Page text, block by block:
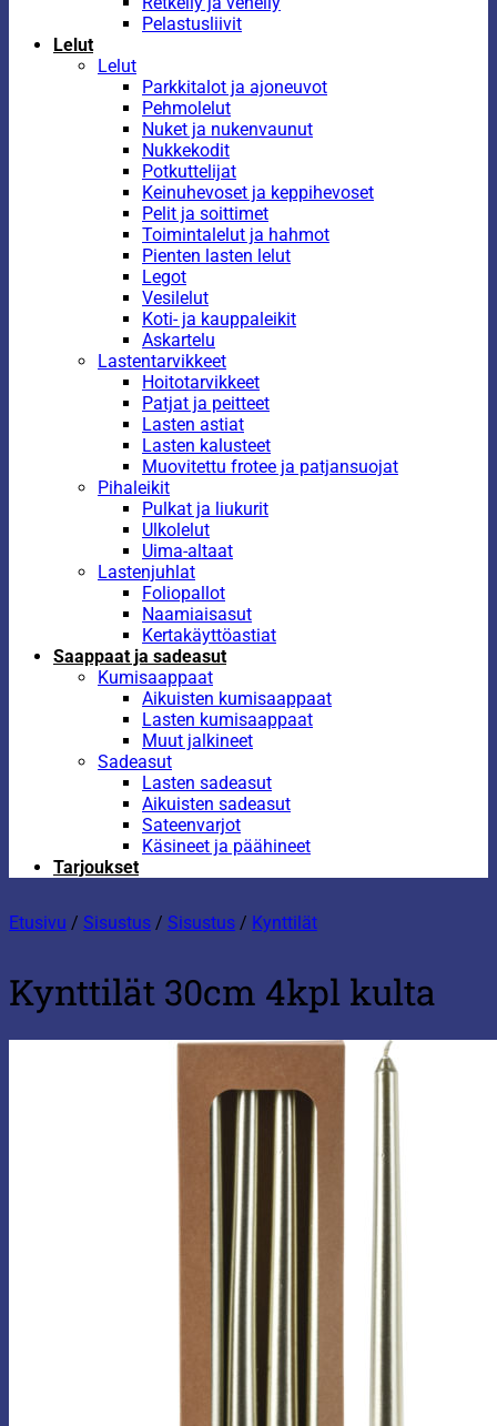
Pelastusliivit
Lelut
Lelut
Parkkitalot ja ajoneuvot
Pehmolelut
Nuket ja nukenvaunut
Nukkekodit
Potkuttelijat
Keinuhevoset ja keppihevoset
Pelit ja soittimet
Toimintalelut ja hahmot
Pienten lasten lelut
Legot
Vesilelut
Koti- ja kauppaleikit
Askartelu
Lastentarvikkeet
Hoitotarvikkeet
Patjat ja peitteet
Lasten astiat
Lasten kalusteet
Muovitettu frotee ja patjansuojat
Pihaleikit
Pulkat ja liukurit
Ulkolelut
Uima-altaat
Lastenjuhlat
Foliopallot
Naamiaisasut
Kertakäyttöastiat
Saappaat ja sadeasut
Kumisaappaat
Aikuisten kumisaappaat
Lasten kumisaappaat
Muut jalkineet
Sadeasut
Lasten sadeasut
Aikuisten sadeasut
Sateenvarjot
Käsineet ja päähineet
Tarjoukset
Etusivu / Sisustus / Sisustus / Kynttilät
Kynttilät 30cm 4kpl kulta